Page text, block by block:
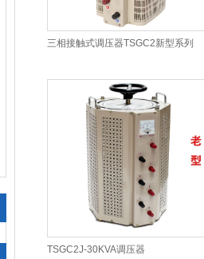
三相接触式调压器TSGC2新型系列
TSGC2J-30KVA调压器